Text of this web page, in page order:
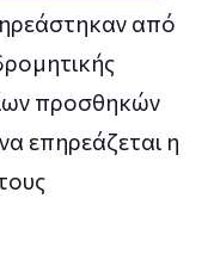
από
προσθηκών
επηρεάζεται η